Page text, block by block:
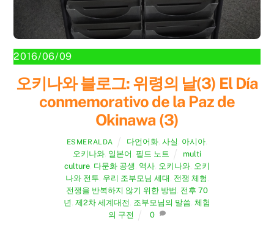
2016/06/09
오키나와 블로그: 위령의 날(3) El Día
conmemorativo de la Paz de
Okinawa (3)
ESMERALDA 다언어화 ,사실 아시아
오키나와, 일본어 필드 노트
multi
culture 다문화 공생 역사 오키나와 오키
나와 전투 우리 조부모님 세대 전쟁 체험
전쟁을 반복하지 않기 위한 방법 전후 70
년 제2차 세계대전 조부모님의 말씀 체험
의 구전
0